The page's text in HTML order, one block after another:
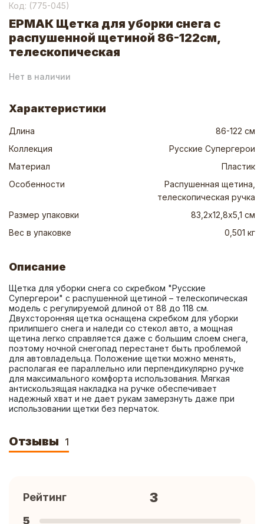
Код: (775-045)
ЕРМАК Щетка для уборки снега с
распушенной щетиной 86-122см,
телескопическая
Нет в наличии
Характеристики
Длина
86-122 см
Коллекция
Русские Супергерои
Материал
Пластик
Особенности
Распушенная щетина,
телескопическая ручка
Размер упаковки
83,2х12,8х5,1 см
Вес в упаковке
0,501 кг
Описание
Щетка для уборки снега со скребком "Русские
Супергерои" с распушенной щетиной – телескопическая
модель с регулируемой длиной от 88 до 118 см.
Двухсторонняя щетка оснащена скребком для уборки
прилипшего снега и наледи со стекол авто, а мощная
щетина легко справляется даже с большим слоем снега,
поэтому ночной снегопад перестанет быть проблемой
для автовладельца. Положение щетки можно менять,
располагая ее параллельно или перпендикулярно ручке
для максимального комфорта использования. Мягкая
антискользящая накладка на ручке обеспечивает
надежный хват и не дает рукам замерзнуть даже при
использовании щетки без перчаток.
Отзывы 1
Рейтинг 3
5